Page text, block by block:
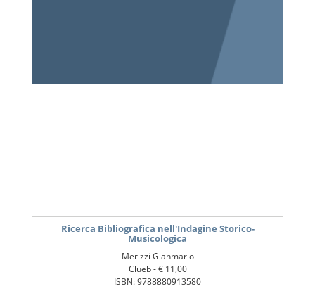
Ricerca Bibliografica nell'Indagine Storico-
Musicologica
Merizzi Gianmario
Clueb -€ 11,00
ISBN: 9788880913580